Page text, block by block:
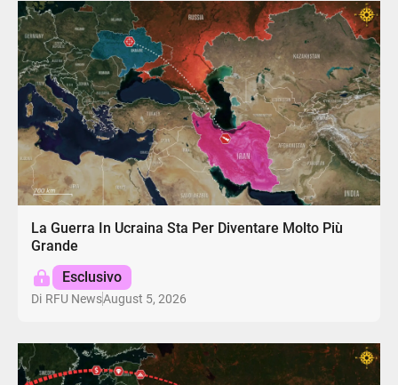
La Guerra In Ucraina Sta Per Diventare Molto Più
Grande
Esclusivo
Di RFU NewsAugust 5, 2026